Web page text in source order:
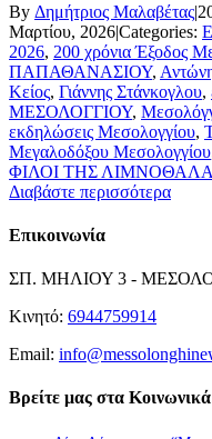
By Δημήτριος Μαλαβέτας|
Μαρτίου, 2026|Categories:
2026, 200 χρόνια Έξοδος
ΠΑΠΑΘΑΝΑΣΙΟΥ,
Κείος, Γιάννης Στάνκογλου,
ΜΕΣΟΛΟΓΓΙΟΥ,
εκδηλώσεις Μεσολογγίου,
Μεγαλοδόξου Μεσολογγίου
ΦΙΛΟΙ ΤΗΣ
Διαβάστε περισσότερα
Επικοινωνία
ΣΠ. ΜΗΛΙΟΥ 3 -
Κινητό: 6944759914
Email:
Βρείτε μας στα